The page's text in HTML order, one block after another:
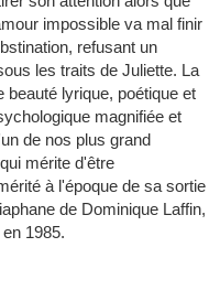
impossible va mal finir
refusant un
les traits de Juliette. La
lyrique, poétique et
magnifiée et
de nos plus grand
mérite d'être
à l'époque de sa sortie
de Dominique Laffin,
1985.